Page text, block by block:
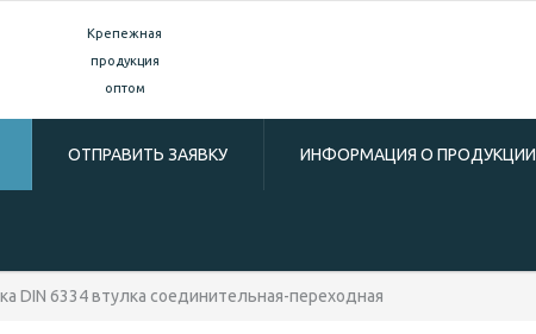
Крепежная
продукция
оптом
ОТПРАВИТЬ ЗАЯВКУ ИНФОРМАЦИЯ О ПРОДУКЦИИ
DIN 6334 втулка соединительная-переходная